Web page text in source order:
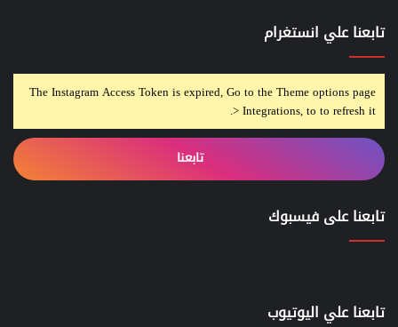
تابعنا علي انستغرام
The Instagram Access Token is expired, Go to the Theme options page
> Integrations, to to refresh it.
تابعنا
تابعنا على فيسبوك
تابعنا علي اليوتيوب